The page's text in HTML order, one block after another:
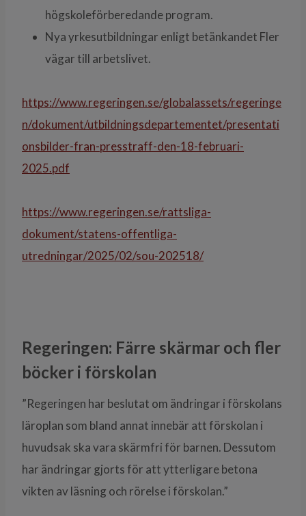
högskoleförberedande program.
Nya yrkesutbildningar enligt betänkandet Fler
vägar till arbetslivet.
https://www.regeringen.se/globalassets/regeringe
n/dokument/utbildningsdepartementet/presentati
onsbilder-fran-presstraff-den-18-februari-
2025.pdf
https://www.regeringen.se/rattsliga-
dokument/statens-offentliga-
utredningar/2025/02/sou-202518/
Regeringen: Färre skärmar och fler
böcker i förskolan
”Regeringen har beslutat om ändringar i förskolans
läroplan som bland annat innebär att förskolan i
huvudsak ska vara skärmfri för barnen. Dessutom
har ändringar gjorts för att ytterligare betona
vikten av läsning och rörelse i förskolan.”